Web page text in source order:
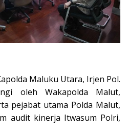
Maluku Utara, Irjen Pol.
oleh Wakapolda Malut,
pejabat utama Polda Malut,
audit kinerja Itwasum Polri,